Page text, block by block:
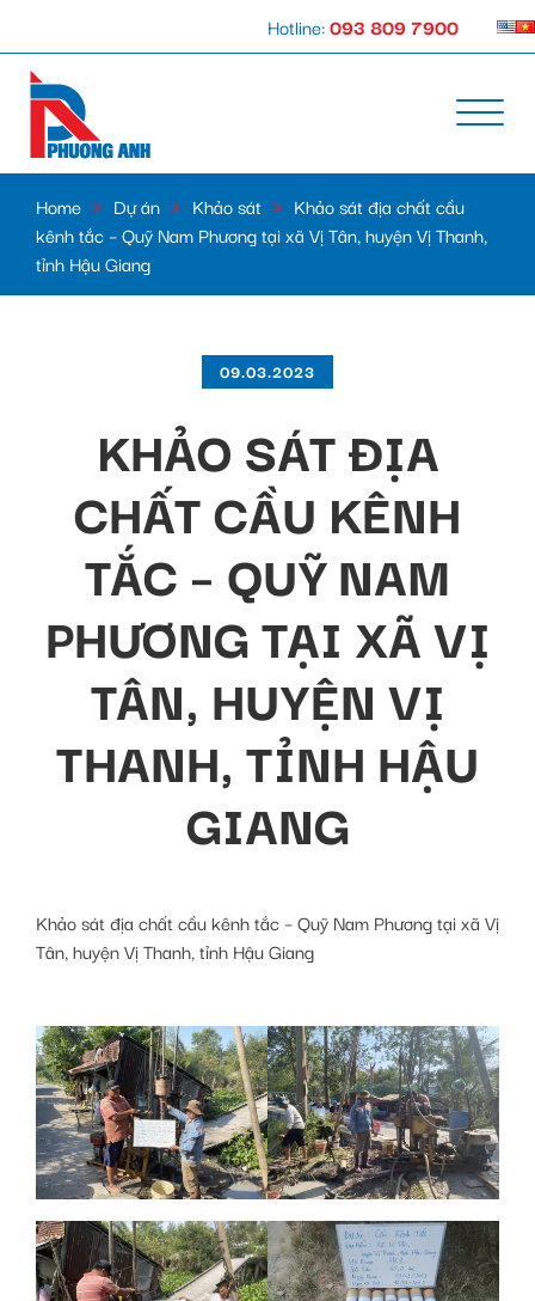
Hotline:093 809 7900
Home » Dự án » Khảo sát » Khảo sát địa chất cầu
kênh tắc – Quỹ Nam Phương tại xã Vị Tân, huyện Vị Thanh,
tỉnh Hậu Giang
09.03.2023
KHẢO SÁT ĐỊA
CHẤT CẦU KÊNH
TẮC – QUỸ NAM
PHƯƠNG TẠI XÃ VỊ
TÂN, HUYỆN VỊ
THANH, TỈNH HẬU
GIANG
Khảo sát địa chất cầu kênh tắc – Quỹ Nam Phương tại xã Vị
Tân, huyện Vị Thanh, tỉnh Hậu Giang